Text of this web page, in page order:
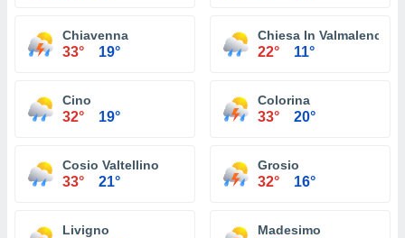
Chiavenna
33° 19°
Chiesa In Valmalenco
22° 11°
Cino
32° 19°
Colorina
33° 20°
Cosio Valtellino
33° 21°
Grosio
32° 16°
Livigno Madesimo